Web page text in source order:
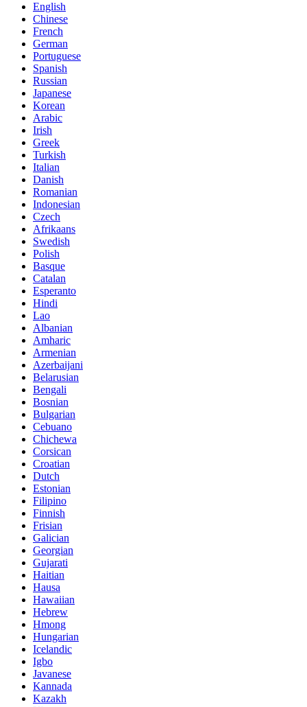
English
Chinese
French
German
Portuguese
Spanish
Russian
Japanese
Korean
Arabic
Irish
Greek
Turkish
Italian
Danish
Romanian
Indonesian
Czech
Afrikaans
Swedish
Polish
Basque
Catalan
Esperanto
Hindi
Lao
Albanian
Amharic
Armenian
Azerbaijani
Belarusian
Bengali
Bosnian
Bulgarian
Cebuano
Chichewa
Corsican
Croatian
Dutch
Estonian
Filipino
Finnish
Frisian
Galician
Georgian
Gujarati
Haitian
Hausa
Hawaiian
Hebrew
Hmong
Hungarian
Icelandic
Igbo
Javanese
Kannada
Kazakh